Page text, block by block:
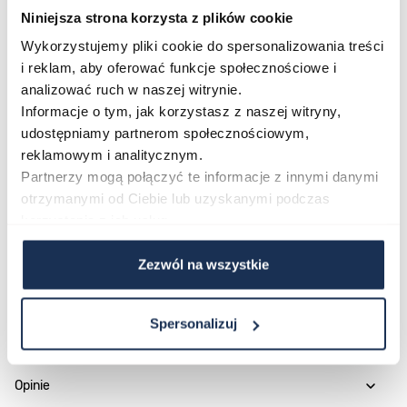
Niniejsza strona korzysta z plików cookie
Wykorzystujemy pliki cookie do spersonalizowania treści
i reklam, aby oferować funkcje społecznościowe i
analizować ruch w naszej witrynie.
Informacje o tym, jak korzystasz z naszej witryny,
udostępniamy partnerom społecznościowym,
reklamowym i analitycznym.
Partnerzy mogą połączyć te informacje z innymi danymi
otrzymanymi od Ciebie lub uzyskanymi podczas
Zezwól na wszystkie
Spersonalizuj
formie.
Połączenie stylu i funkcjonalności
Tommy Hilfiger Bank 1792258 to zegarek, który łączy
klasyczny design z praktycznymi funkcjami –
chronografem i datownikiem – w jednym, spójnym
modelu. Jeśli szukasz modnego akcentu na
nadgarstek, który nie traci nic ze swojej użyteczności,
to właśnie ten zegarek warto wybrać.
Opinie